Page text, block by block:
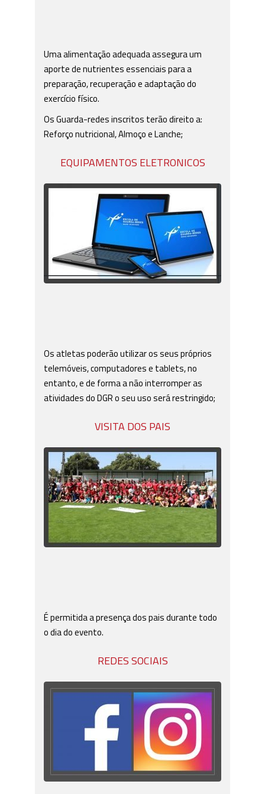
Uma alimentação adequada assegura um
aporte de nutrientes essenciais para a
preparação, recuperação e adaptação do
exercício físico.
Os Guarda-redes inscritos terão direito a:
Reforço nutricional, Almoço e Lanche;
EQUIPAMENTOS ELETRONICOS
Os atletas poderão utilizar os seus próprios
telemóveis, computadores e tablets, no
entanto, e de forma a não interromper as
atividades do DGR o seu uso será restringido;
VISITA DOS PAIS
É permitida a presença dos pais durante todo
o dia do evento.
REDES SOCIAIS